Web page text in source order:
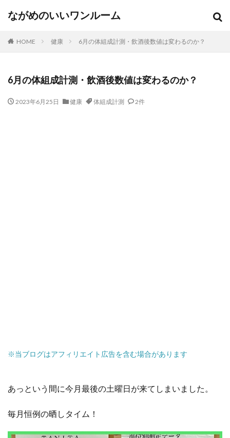
ながめのいいワンルーム
HOME 健康 6月の体組成計測・飲酒後数値は変わるのか？
6月の体組成計測・飲酒後数値は変わるのか？
2023年6月25日 健康 体組成計測 2件
※当ブログはアフィリエイト広告を含む場合があります
あっという間に今月最後の土曜日が来てしまいました。
毎月恒例の晒しタイム！